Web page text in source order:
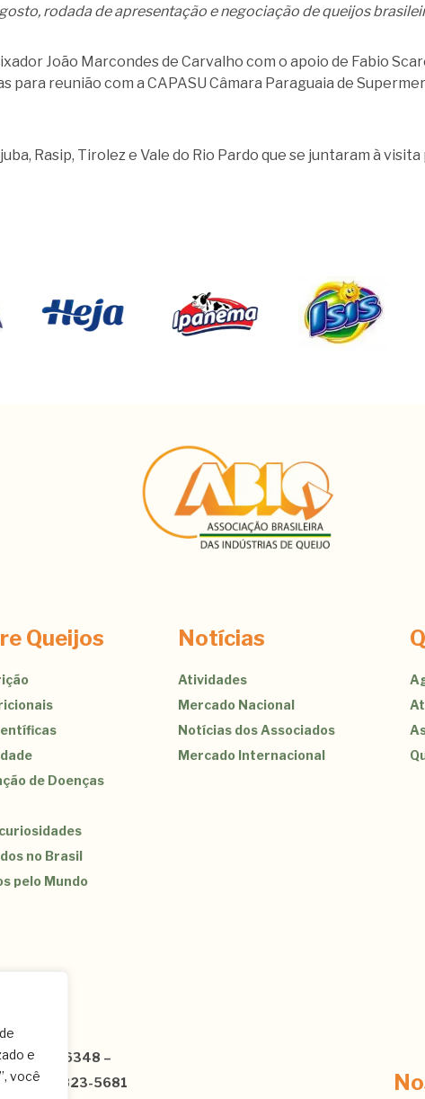
e
você
rodada de apresentação e negociação de queijos
João Marcondes de Carvalho com o apoio de Fabio
para reunião com a CAPASU Câmara Paraguaia de
Rasip, Tirolez e Vale do Rio Pardo que se juntaram à
Queijos
de Doenças
no Brasil
pelo Mundo
Notícias
Atividades
Mercado Nacional
Notícias dos Associados
Mercado Internacional
3120-6348 –
(11) 95823-5681